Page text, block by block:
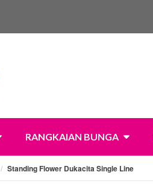
RANGKAIAN BUNGA
Standing Flower Dukacita Single Line